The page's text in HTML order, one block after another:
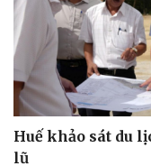
Huế khảo sát du
lũ